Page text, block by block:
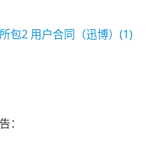
包2 用户合同（迅博）(1)
：